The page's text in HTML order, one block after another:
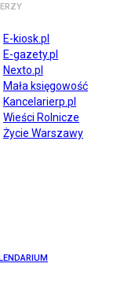
E-kiosk.pl
E-gazety.pl
Nexto.pl
Mała księgowość
Kancelarierp.pl
Wieści Rolnicze
Życie Warszawy